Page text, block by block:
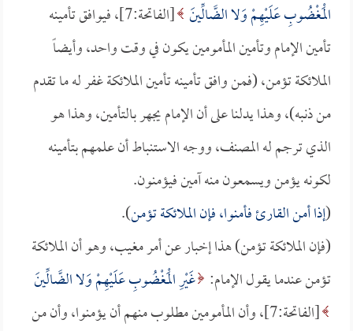
الْمَغْضُوبِ عَلَيْهِمْ وَلا الضَّالِّينَ
[الفاتحة:7]، فيوافق تأمينه
تأمين الإمام وتأمين المأمومين يكون في وقت واحد، وأيضاً
الملائكة تؤمن، (فمن وافق تأمينه تأمين الملائكة غفر له ما تقدم
من ذنبه)، وهذا يدلنا على أن الإمام يجهر بالتأمين، وهذا هو
الذي ترجم له المصنف، ووجه الاستنباط أن علمهم بتأمينه
لكونه يؤمن ويسمعون منه آمين فيؤمنون.
(إذا أمن القارئ فأمنوا، فإن الملائكة تؤمن).
(فإن الملائكة تؤمن) هذا إخبار عن أمر مغيب، وهو أن الملائكة
تؤمن عندما يقول الإمام: غَيْرِ الْمَغْضُوبِ عَلَيْهِمْ وَلا الضَّالِّينَ
[الفاتحة:7]، وأن المأمومين مطلوب منهم أن يؤمنوا، وأن من